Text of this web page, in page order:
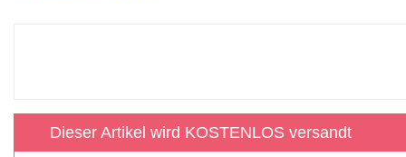
Dieser Artikel wird KOSTENLOS versandt